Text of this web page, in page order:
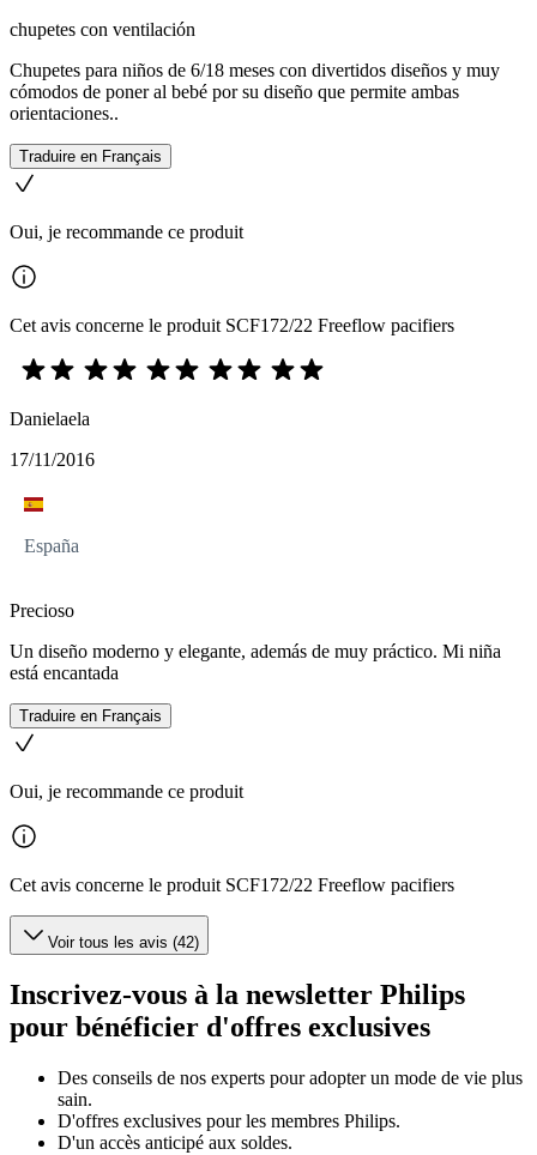
chupetes con ventilación
Chupetes para niños de 6/18 meses con divertidos diseños y muy
cómodos de poner al bebé por su diseño que permite ambas
orientaciones..
Traduire en Français
Oui, je recommande ce produit
Cet avis concerne le produit SCF172/22 Freeflow pacifiers
Danielaela
17/11/2016
España
Precioso
Un diseño moderno y elegante, además de muy práctico. Mi niña
está encantada
Traduire en Français
Oui, je recommande ce produit
Cet avis concerne le produit SCF172/22 Freeflow pacifiers
Voir tous les avis (42)
Inscrivez-vous à la newsletter Philips
pour bénéficier d'offres exclusives
Des conseils de nos experts pour adopter un mode de vie plus
sain.
D'offres exclusives pour les membres Philips.
D'un accès anticipé aux soldes.